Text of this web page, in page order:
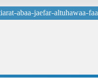
abaa-jaefar-altuhawaa-